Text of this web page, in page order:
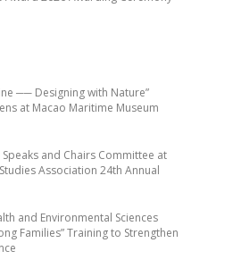
── Designing with Nature”
at Macao Maritime Museum
Speaks and Chairs Committee at
Association 24th Annual
and Environmental Sciences
Families” Training to Strengthen